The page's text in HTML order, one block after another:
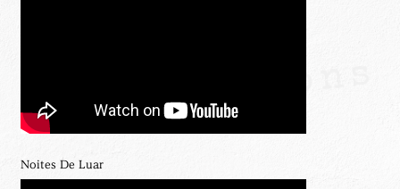
Noites De Luar